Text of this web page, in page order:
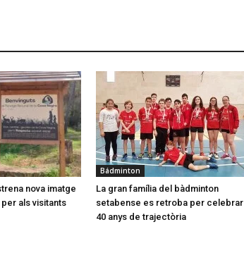
nova imatge
als visitants
Bádminton
La gran família del bàdminton
setabense es retroba per celebrar
40 anys de trajectòria